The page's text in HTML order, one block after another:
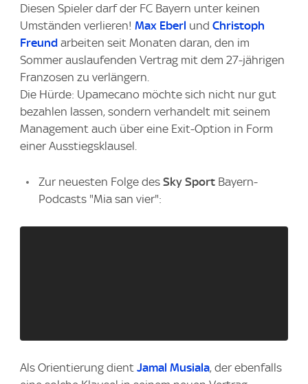
Diesen Spieler darf der FC Bayern unter keinen
Umständen verlieren! Max Eberl und Christoph
Freund arbeiten seit Monaten daran, den im
Sommer auslaufenden Vertrag mit dem 27-jährigen
Franzosen zu verlängern.
Die Hürde: Upamecano möchte sich nicht nur gut
bezahlen lassen, sondern verhandelt mit seinem
Management auch über eine Exit-Option in Form
einer Ausstiegsklausel.
Zur neuesten Folge des Sky Sport Bayern-
Podcasts "Mia san vier":
Als Orientierung dient Jamal Musiala, der ebenfalls